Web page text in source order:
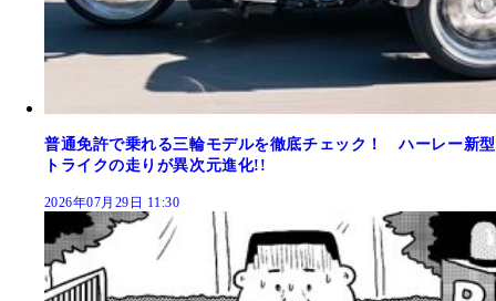
普通免許で乗れる三輪モデルを徹底チェック！ ハーレー新型
トライクの走りが異次元進化!!
2026年07月29日 11:30